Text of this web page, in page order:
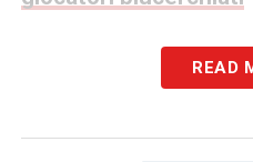
LA PLAYLIST DELLE
READ